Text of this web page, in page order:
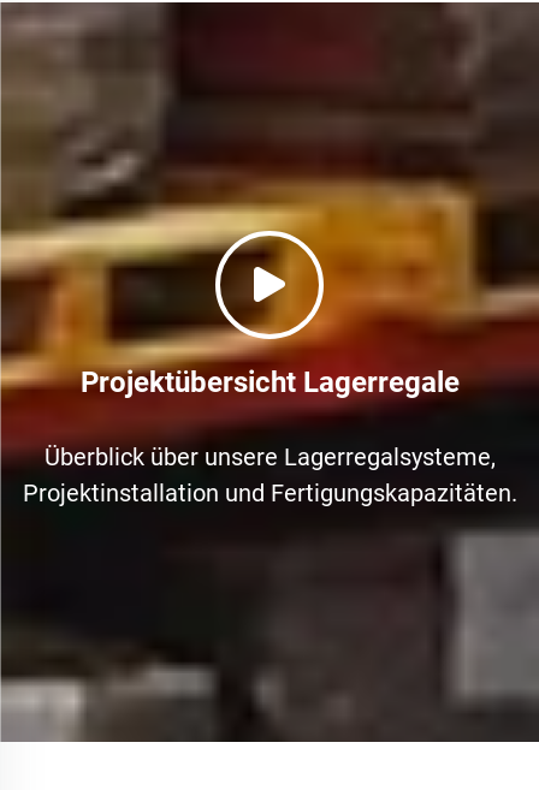
Projektübersicht Lagerregale
Überblick über unsere Lagerregalsysteme,
Projektinstallation und Fertigungskapazitäten.